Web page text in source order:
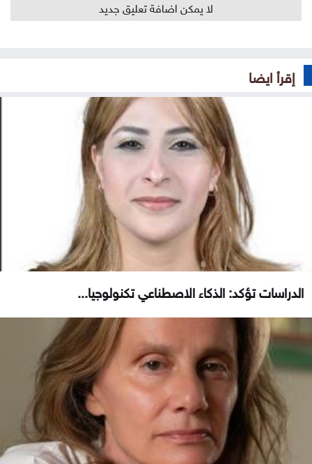
لا يمكن اضافة تعليق جديد
إقرأ ايضا
الدراسات تؤكد: الذكاء الاصطناعي تكنولوجيا...